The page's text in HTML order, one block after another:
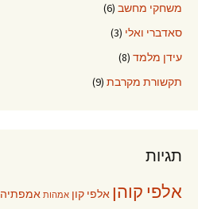
משחקי מחשב (6)
סאדברי ואלי (3)
עידן מלמד (8)
תקשורת מקרבת (9)
תגיות
אלפי קוהן אלפי קון אמהות אמפתיה